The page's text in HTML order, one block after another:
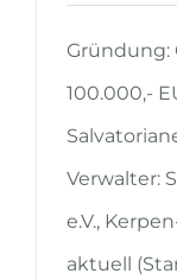
Gründung:
100.000,-
Verwalter:
e.V.,
aktuell